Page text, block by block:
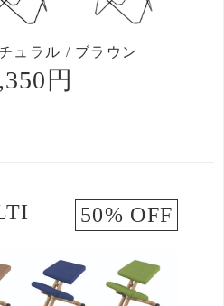
ュラル / ブラウン
円
50% OFF